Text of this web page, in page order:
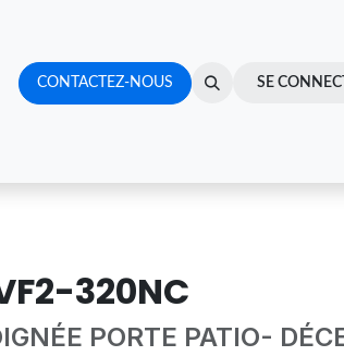
RENDEZ-VOUS
CONTACTEZ-NOUS SE
320NC
PORTE PATIO-